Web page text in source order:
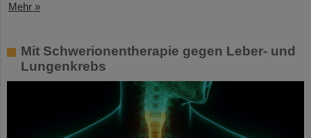
Mehr »
Mit Schwerionentherapie gegen Leber- und
Lungenkrebs